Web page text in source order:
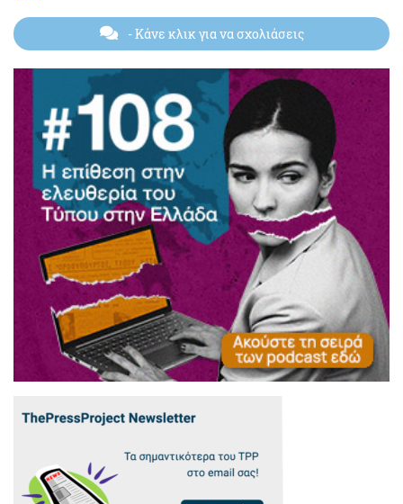
- Κάνε κλικ για να σχολιάσεις